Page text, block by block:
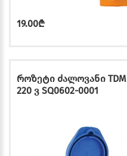
19.00₾
როზეტი ძალოვანი TDM
220 ვ SQ0602-0001